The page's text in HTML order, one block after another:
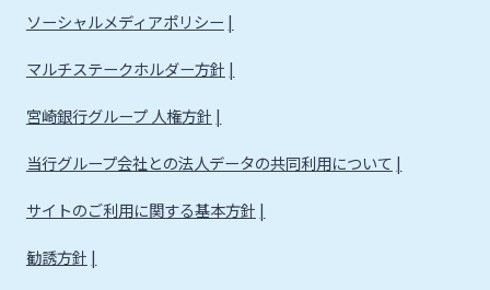
ソーシャルメディアポリシー
マルチステークホルダー方針
宮崎銀行グループ 人権方針
当行グループ会社との法人データの共同利用について
サイトのご利用に関する基本方針
勧誘方針